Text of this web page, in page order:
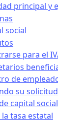
principal y
social
para el
de
su solicitud
capital social
la tasa estatal